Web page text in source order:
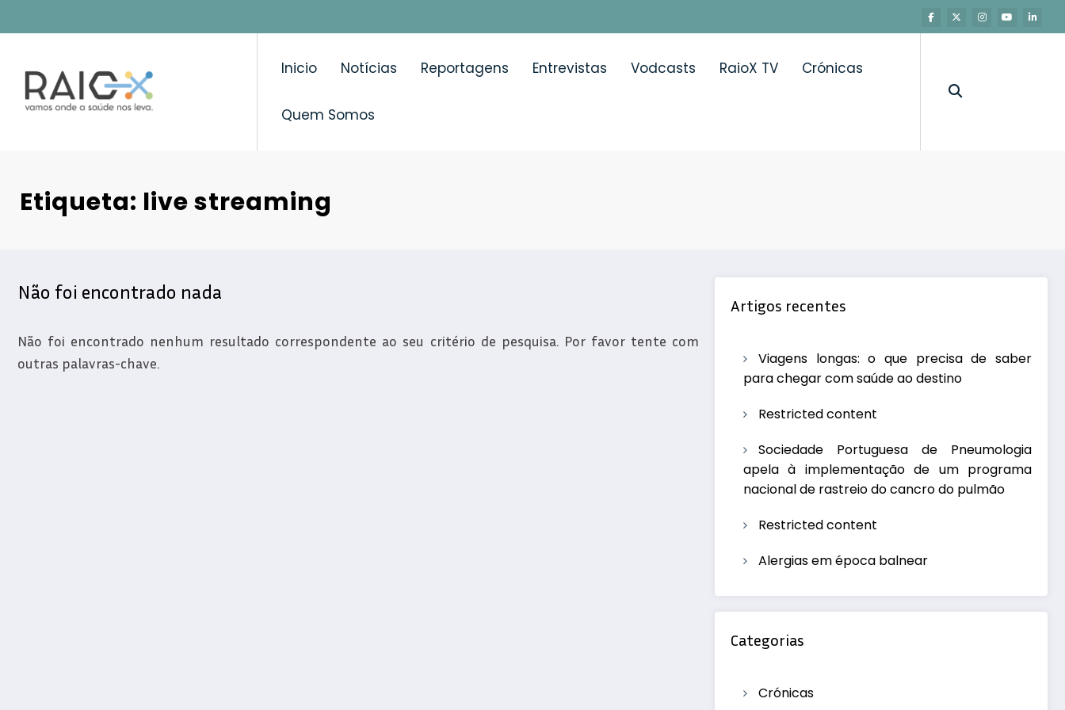
para
conteúdo
Inicio Notícias Reportagens Entrevistas Vodcasts RaioX TV Crónicas
Quem Somos
Etiqueta: live streaming
Não foi encontrado nada
Não foi encontrado nenhum resultado correspondente ao seu critério de pesquisa. Por favor tente com
outras palavras-chave.
Artigos recentes
Viagens longas: o que precisa de saber
para chegar com saúde ao destino
Restricted content
Sociedade Portuguesa de Pneumologia
apela à implementação de um programa
nacional de rastreio do cancro do pulmão
Restricted content
Alergias em época balnear
Categorias
Crónicas